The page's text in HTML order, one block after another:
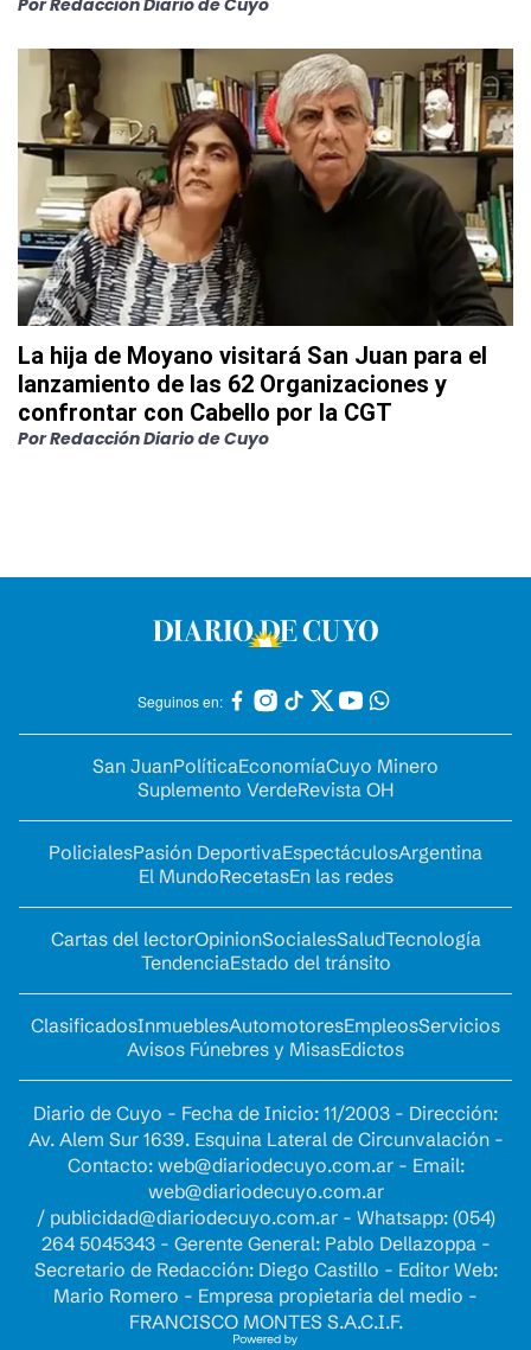
PorRedacción Diario de Cuyo
La hija de Moyano visitará San Juan para el
lanzamiento de las 62 Organizaciones y
confrontar con Cabello por la CGT
PorRedacción Diario de Cuyo
Seguinos en:
San JuanPolíticaEconomíaCuyo Minero
Suplemento VerdeRevista OH
PolicialesPasión DeportivaEspectáculosArgentina
El MundoRecetasEn las redes
Cartas del lectorOpinionSocialesSaludTecnología
TendenciaEstado del tránsito
ClasificadosInmueblesAutomotoresEmpleosServicios
Avisos Fúnebres y MisasEdictos
Diario de Cuyo - Fecha de Inicio: 11/2003 - Dirección:
Av. Alem Sur 1639. Esquina Lateral de Circunvalación -
Contacto: web@diariodecuyo.com.ar- Email:
web@diariodecuyo.com.ar
/ publicidad@diariodecuyo.com.ar- Whatsapp: (054)
264 5045343 - Gerente General: Pablo Dellazoppa -
Secretario de Redacción: Diego Castillo - Editor Web:
Mario Romero - Empresa propietaria del medio -
FRANCISCO MONTES S.A.C.I.F.